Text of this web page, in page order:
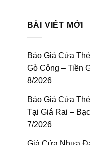
BÀI VIẾT MỚI
Báo Giá Cửa
Gò Công – Tiền
8/2026
Báo Giá Cửa
Tại Giá Rai –
7/2026